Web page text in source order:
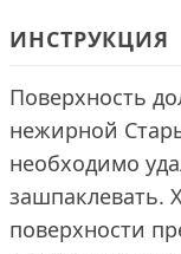
ИНСТРУКЦИЯ
Поверхность
нежирной
необходимо
поверхности